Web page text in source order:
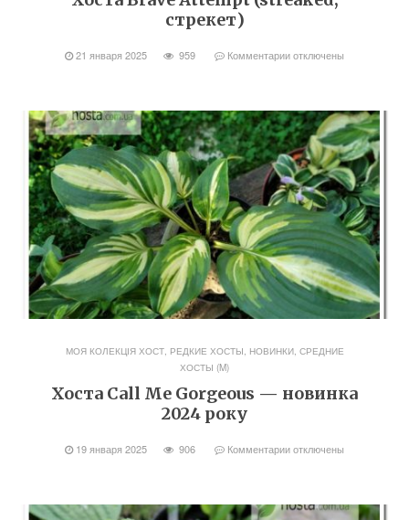
стрекет)
21 января 2025 959 Комментарииотключены
МОЯ КОЛЕКЦІЯ ХОСТ, РЕДКИЕ ХОСТЫ, НОВИНКИ, СРЕДНИЕ
ХОСТЫ (M)
Хоста Call Me Gorgeous — новинка
2024 року
19 января 2025 906 Комментарииотключены